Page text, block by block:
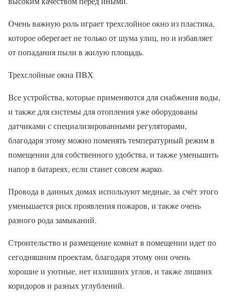
Очень важную роль играет трехслойное окно из пластика,
которое оберегает не только от шума улиц, но и избавляет
от попадания пыли в жилую площадь.
Трехслойные окна ПВХ
Все устройства, которые применяются для снабжения воды,
и также для системы для отопления уже оборудованы
датчиками с специализированными регуляторами,
благодаря этому можно поменять температурный режим в
помещении для собственного удобства, и также уменьшить
напор в батареях, если станет совсем жарко.
Провода в данных домах используют медные, за счёт этого
уменьшается риск проявления пожаров, и также очень
разного рода замыканий.
Строительство и размещение комнат в помещении идет по
сегодняшним проектам, благодаря этому они очень
хорошие и уютные, нет излишних углов, и также лишних
коридоров и разных углублений.